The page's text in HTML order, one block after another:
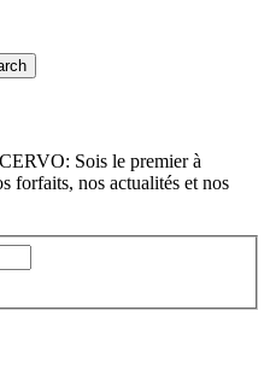
Sois le premier à
forfaits, nos actualités et nos